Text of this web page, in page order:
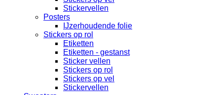
Stickervellen
Posters
IJzerhoudende folie
Stickers op rol
Etiketten
Etiketten - gestanst
Sticker vellen
Stickers op rol
Stickers op vel
Stickervellen